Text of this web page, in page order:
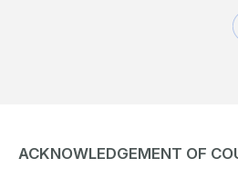
ACKNOWLEDGEMENT OF